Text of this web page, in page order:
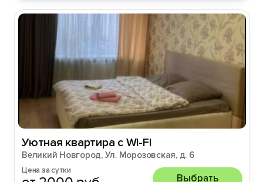
Уютная квартира с Wi-Fi
Великий Новгород, Ул. Морозовская, д. 6
Цена за сутки
Выбрать